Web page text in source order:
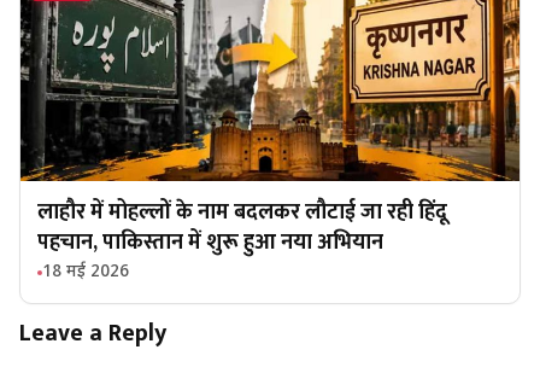
लाहौर में मोहल्लों के नाम बदलकर लौटाई जा रही हिंदू
पहचान, पाकिस्तान में शुरू हुआ नया अभियान
18 मई 2026
Leave a Reply